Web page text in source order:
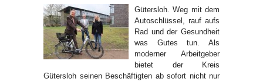
Gütersloh. Weg mit dem
Autoschlüssel, rauf aufs
Rad und der Gesundheit
was Gutes tun. Als
moderner Arbeitgeber
bietet der Kreis
Gütersloh seinen Beschäftigten ab sofort nicht nur